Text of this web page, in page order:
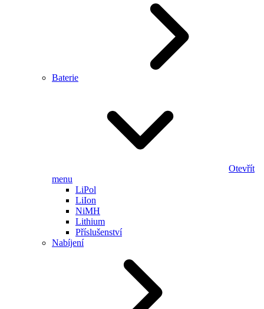
Baterie
Otevřít
menu
LiPol
LiIon
NiMH
Lithium
Příslušenství
Nabíjení